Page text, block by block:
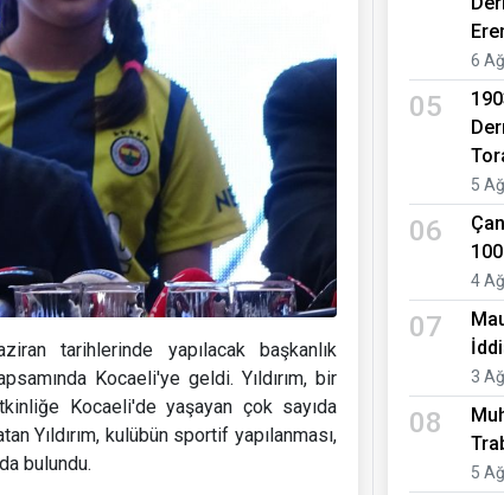
tarihlerinde yapılacak başkanlık
Kocaeli'ye geldi. Yıldırım, bir
Kocaeli'de yaşayan çok sayıda
Yıldırım, kulübün sportif yapılanması,
bulundu.
6
05
5
06
4
07
3
08
5